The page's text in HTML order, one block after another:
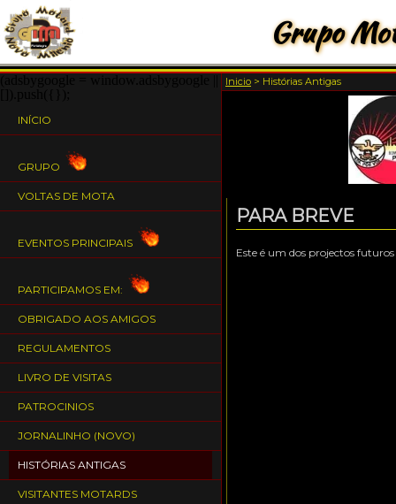
Grupo
INÍCIO
GRUPO
VOLTAS DE MOTA
EVENTOS PRINCIPAIS
PARTICIPAMOS EM:
OBRIGADO AOS AMIGOS
REGULAMENTOS
LIVRO DE VISITAS
PATROCINIOS
JORNALINHO (NOVO)
HISTÓRIAS ANTIGAS
VISITANTES MOTARDS
Inicio > Histórias Antigas
PARA BREVE
Este é um dos projectos